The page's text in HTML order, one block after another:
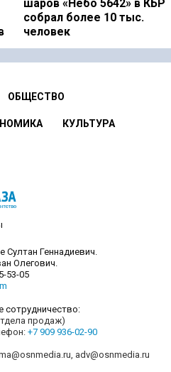
шаров «Небо 5642» в КБР
собрал более 10 тыс.
человек
ОБЩЕСТВО
КУЛЬТУРА
Султан Геннадиевич.
Олегович.
53-05
сотрудничество:
продаж)
+7 909 936-02-90
adv@osnmedia.ru